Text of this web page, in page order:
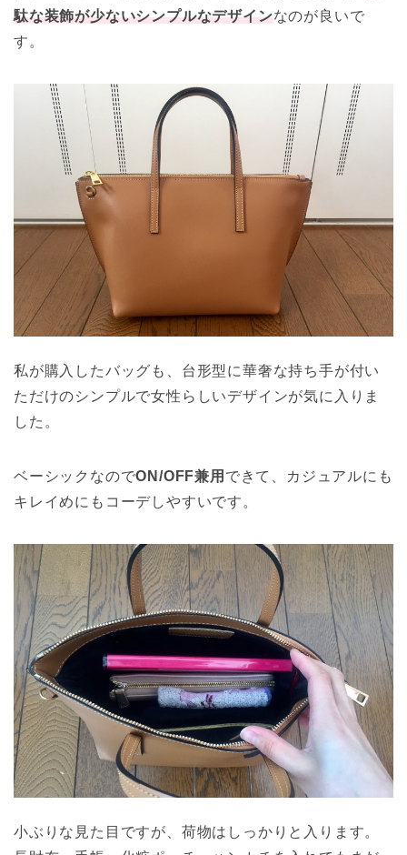
駄な装飾が少ないシンプルなデザインなのが良いで
す。
私が購入したバッグも、台形型に華奢な持ち手が付い
ただけのシンプルで女性らしいデザインが気に入りま
した。
ベーシックなのでON/OFF兼用 できて、カジュアルにも
キレイめにもコーデしやすいです。
小ぶりな見た目ですが、荷物はしっかりと入ります。